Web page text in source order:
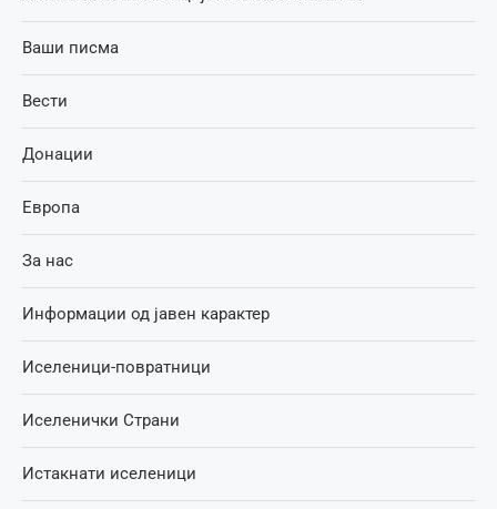
Ваши писма
Вести
Донации
Европа
За нас
Информации од јавен карактер
Иселеници-повратници
Иселенички Страни
Истакнати иселеници